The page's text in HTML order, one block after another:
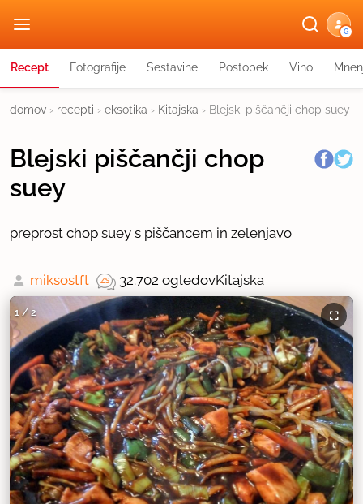
G
Recept Fotografije Sestavine Postopek Vino
domov › recepti › eksotika › Kitajska › Blejski piščančji chop suey
Blejski piščančji chop
suey
preprost chop suey s piščancem in zelenjavo
miksostft 32.702 ogledovKitajska
1/2